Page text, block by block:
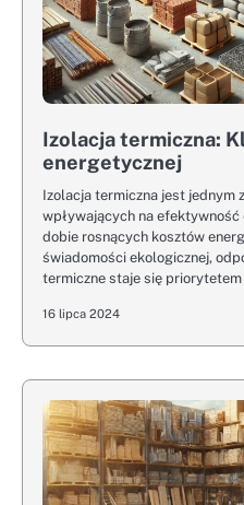
Izolacja termiczna:
energetycznej
Izolacja termiczna jest jednym
wpływających na
dobie rosnących kosztów
świadomości ekologicznej,
termiczne staje się
16 lipca 2024